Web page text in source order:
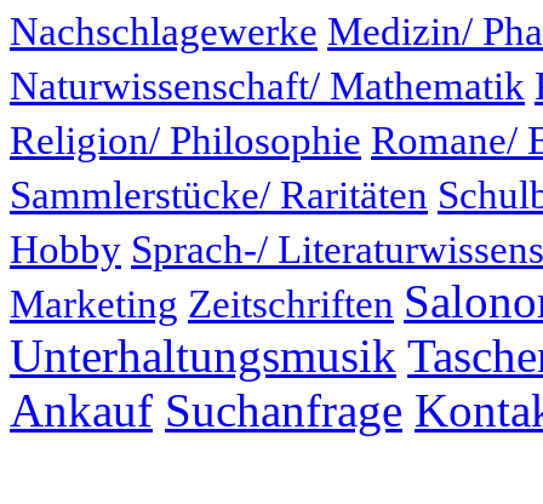
Nachschlagewerke Medizin/
Naturwissenschaft/ Mathematik
Religion/ Philosophie Romane/
Sammlerstücke/ Raritäten
Hobby Sprach-/
Marketing Zeitschriften
Unterhaltungsmusik
Ankauf Suchanfrage